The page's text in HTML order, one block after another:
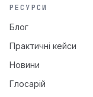
РЕСУРСИ
Блог
Практичні кейси
Новини
Глосарій